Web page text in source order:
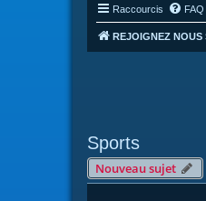
Raccourcis FAQ
REJOIGNEZ
Sports
Nouveau sujet